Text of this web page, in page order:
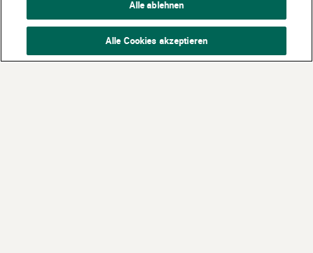
Alle ablehnen
Alle Cookies akzeptieren